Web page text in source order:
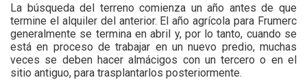
La búsqueda del terreno comienza un año antes de que
termine el alquiler del anterior. El año agrícola para Frumerc
generalmente se termina en abril y, por lo tanto, cuando se
está en proceso de trabajar en un nuevo predio, muchas
veces se deben hacer almácigos con un tercero o en el
sitio antiguo, para trasplantarlos posteriormente.